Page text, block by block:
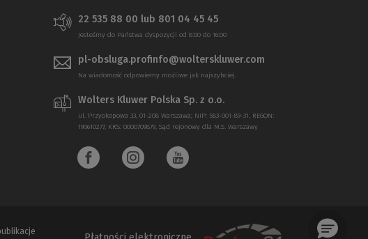
22 535 88 00 lub 801 04 45 45
Jesteśmy do Państwa dyspozycji od 8:00 do 16:00
pl-obsluga.profinfo@wolterskluwer.com
Na wiadomość odpowiemy możliwe jak najszybciej.
Wolters Kluwer Polska Sp. z o.o.
ul. Przyokopowa 33, 01-208 Warszawa; NIP: 583-001-89-31, REGON:
190610277, KRS: 0000709879, Sąd rejonowy dla M.S. Warszawy